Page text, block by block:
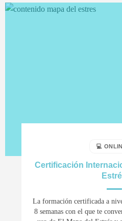
💻
Certificación
La formación certificada a
8 semanas con el que te